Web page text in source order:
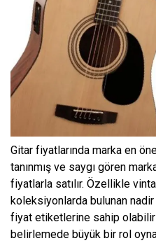
Gitar fiyatlarında marka en
tanınmış ve saygı gören
fiyatlarla satılır. Özellikle
koleksiyonlarda bulunan
fiyat etiketlerine sahip
belirlemede büyük bir rol